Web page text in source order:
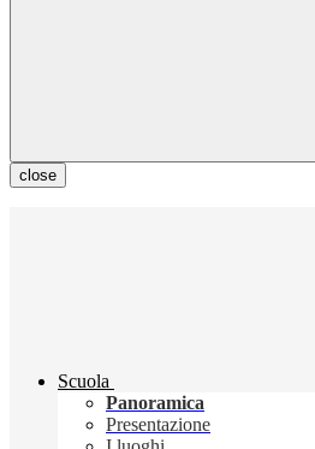
close
Scuola
Panoramica
Presentazione